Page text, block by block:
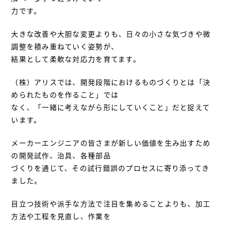
力です。
大きな改善や大胆な変更よりも、日々の小さな気づきや微
調整を積み重ねていく姿勢が、
結果として柔軟な対応力を育てます。
（株）アリスでは、開発段階におけるものづくりとは「決
められたものを作ること」では
なく、「一緒に考えながら形にしていくこと」だと捉えて
います。
メーカーエンジニアの皆さまが新しい価値を生み出すため
の開発試作、治具、各種部品
づくりを通じて、その試行錯誤のプロセスに寄り添ってき
ました。
目立つ技術や派手な方法で注目を集めることよりも、加工
方法や工程を見直し、作業を